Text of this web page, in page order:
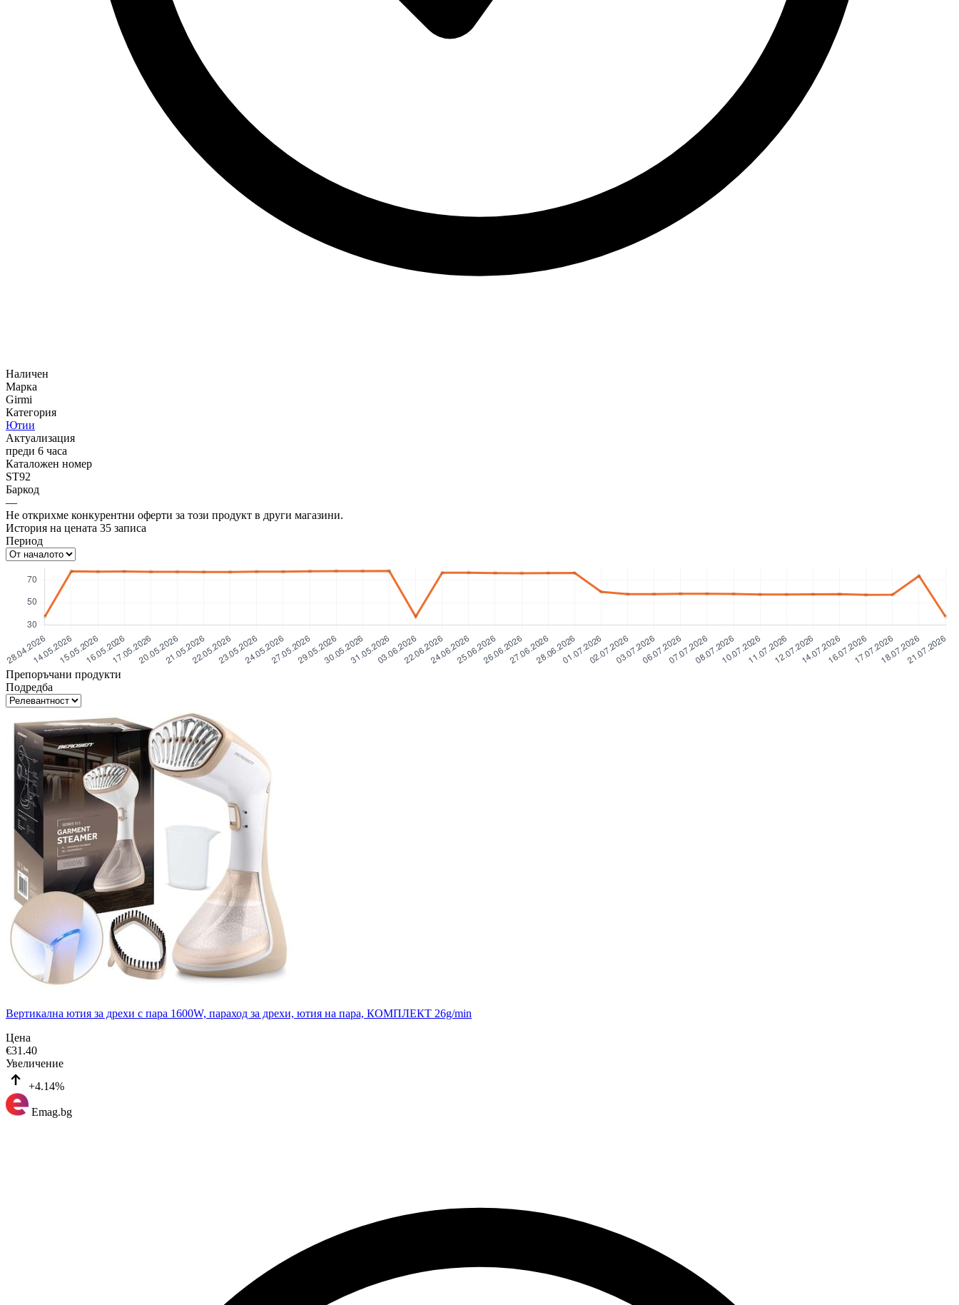
Наличен
Марка
Girmi
Категория
Ютии
Актуализация
преди 6 часа
Каталожен номер
ST92
Баркод
—
Не открихме конкурентни оферти за този продукт в други магазини.
История на цената 35 записа
Период
Препоръчани продукти
Подредба
Вертикална ютия за дрехи с пара 1600W, параход за дрехи, ютия на пара, КОМПЛЕКТ 26g/min
Цена
€31.40
Увеличение
+4.14%
Emag.bg